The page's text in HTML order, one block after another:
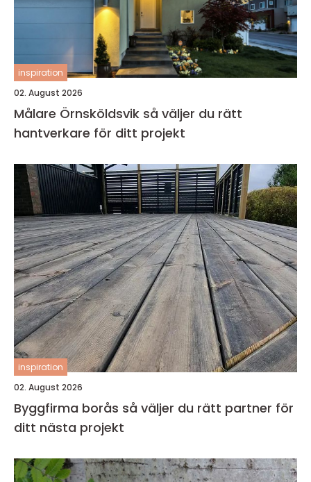
inspiration
02. August 2026
Målare Örnsköldsvik så väljer du rätt
hantverkare för ditt projekt
inspiration
02. August 2026
Byggfirma borås så väljer du rätt partner för
ditt nästa projekt